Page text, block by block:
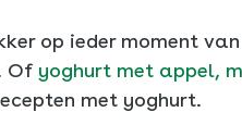
op ieder moment
Of yoghurt met appel,
met yoghurt.